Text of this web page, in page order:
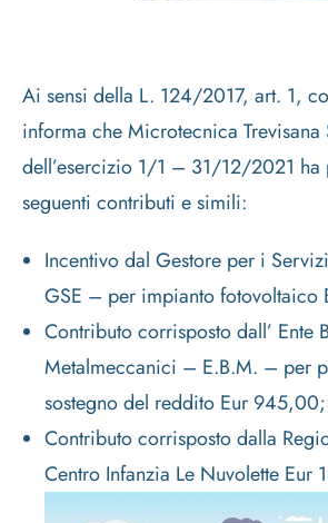
Ai sensi della L. 124/2017, art. 1,
informa che Microtecnica Trevisana
dell’esercizio 1/1 – 31/12/2021 ha
seguenti contributi e simili:
Incentivo dal Gestore per i
GSE – per impianto fotovoltaico
Contributo corrisposto dall’ Ente
Metalmeccanici – E.B.M. – per
sostegno del reddito Eur 945,00;
Contributo corrisposto dalla
Centro Infanzia Le Nuvolette Eur